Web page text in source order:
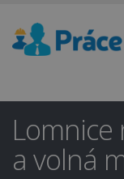
Lomnice
a volná